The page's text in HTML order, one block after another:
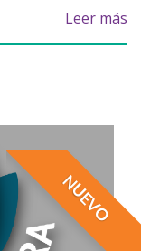
Leer más
NUEVO